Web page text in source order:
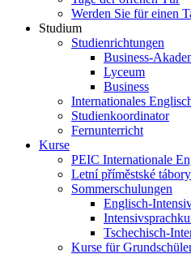
Werden Sie für einen
Studium
Studienrichtungen
Business-
Lyceum
Business
Internationales
Studienkoordinator
Fernunterricht
Kurse
PEIC Internationale
Letní příměstské
Sommerschulungen
Englisch-
Tschechisch-
Kurse für